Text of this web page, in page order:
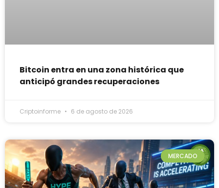
Bitcoin entra en una zona histórica que
anticipó grandes recuperaciones
Criptoinforme 6 de agosto de 2026
MERCADO